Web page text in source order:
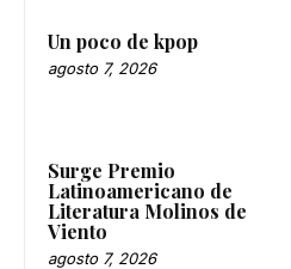
Un poco de kpop
agosto 7, 2026
Surge Premio
Latinoamericano de
Literatura Molinos de
Viento
agosto 7, 2026